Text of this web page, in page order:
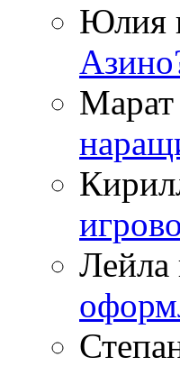
Юлия
Марат
Лейла